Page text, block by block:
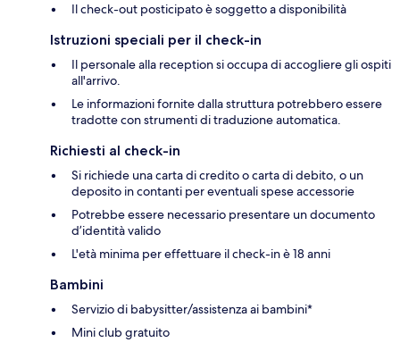
Il check-out posticipato è soggetto a disponibilità
Istruzioni speciali per il check-in
Il personale alla reception si occupa di accogliere gli ospiti
all'arrivo.
Le informazioni fornite dalla struttura potrebbero essere
tradotte con strumenti di traduzione automatica.
Richiesti al check-in
Si richiede una carta di credito o carta di debito, o un
deposito in contanti per eventuali spese accessorie
Potrebbe essere necessario presentare un documento
d’identità valido
L'età minima per effettuare il check-in è 18 anni
Bambini
Servizio di babysitter/assistenza ai bambini*
Mini club gratuito